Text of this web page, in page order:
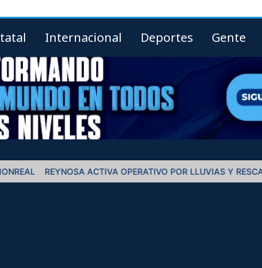
Internacional Deportes Gente
ACTIVA OPERATIVO POR LLUVIAS Y RESCATA A CUATRO